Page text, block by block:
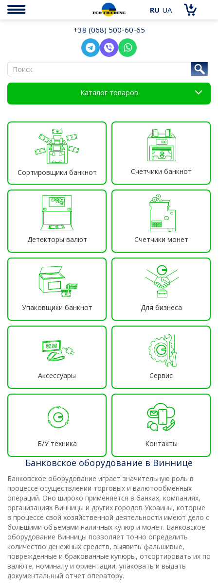
RU UA
+38 (068) 500-60-65
Каталог товаров
Сортировщики банкнот Счетчики банкнот
Детекторы валют Счетчики монет
Упаковщики банкнот Для бизнеса
Аксессуары Сервис
Б/У техника Контакты
Банковское оборудование в Виннице
Банковское оборудование играет значительную роль в
процессе осуществлении торговых и валютообменных
операций. Оно широко применяется в банках, компаниях,
организациях Винницы и других городов Украины, которые
в процессе свой хозяйственной деятельности имеют дело с
большими объемами наличных купюр и монет. Банковское
оборудование Винницы позволяет точно определить
количество денежных средств, выявить фальшивые,
поврежденные и бракованные купюры, отсортировать их по
валюте, номиналу и ориентации, упаковать и выдать
документальный отчет оператору.